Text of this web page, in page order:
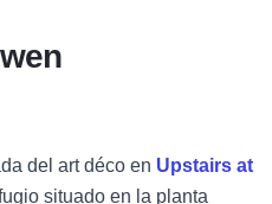
del art déco en Upstairs at
situado en la planta